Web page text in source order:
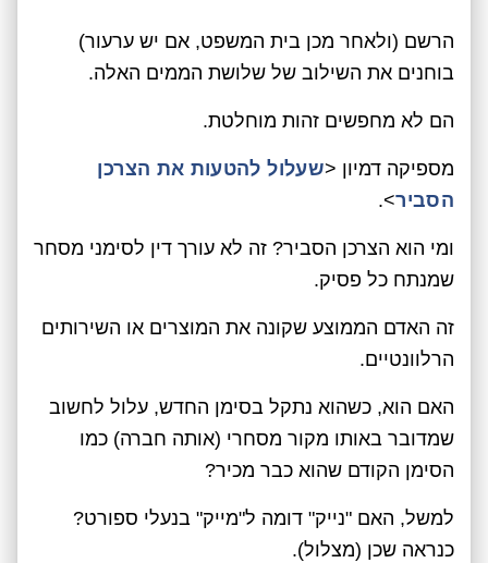
הרשם (ולאחר מכן בית המשפט, אם יש ערעור)
בוחנים את השילוב של שלושת הממים האלה.
הם לא מחפשים זהות מוחלטת.
מספיקה דמיון <שעלול להטעות את הצרכן
הסביר>.
ומי הוא הצרכן הסביר? זה לא עורך דין לסימני מסחר
שמנתח כל פסיק.
זה האדם הממוצע שקונה את המוצרים או השירותים
הרלוונטיים.
האם הוא, כשהוא נתקל בסימן החדש, עלול לחשוב
שמדובר באותו מקור מסחרי (אותה חברה) כמו
הסימן הקודם שהוא כבר מכיר?
למשל, האם "נייק" דומה ל"מייק" בנעלי ספורט?
כנראה שכן (מצלול).